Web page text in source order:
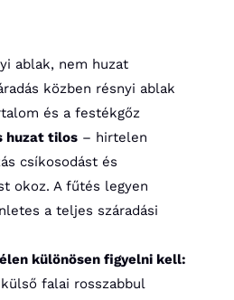
ablak, nem huzat
közben résnyi ablak
és a festékgőz
huzat tilos– hirtelen
csíkosodást és
okoz. A fűtés legyen
a teljes száradási
különösen figyelni kell:
falai rosszabbul